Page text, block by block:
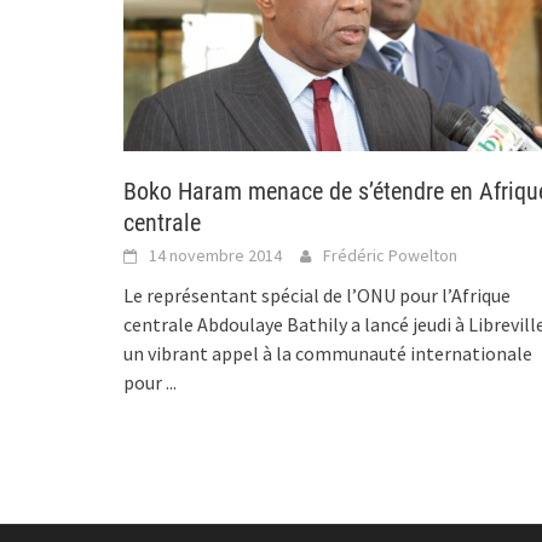
Boko Haram menace de s’étendre en
centrale
14 novembre 2014 Frédéric Powelton
Le représentant spécial de l’ONU pour l’Afrique
centrale Abdoulaye Bathily a lancé jeudi à
un vibrant appel à la communauté internationale
pour...